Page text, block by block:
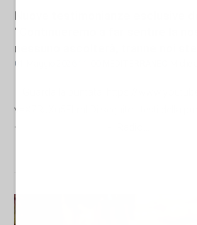
Nuove testimonianze esclusive da
“Continueremo a far sentire la
nessuno ascolterà, tranne noi
01 Maggio 2026 11:00
v=X7RJXu5ELmI Di seguito i testi della
————————————- Radio...